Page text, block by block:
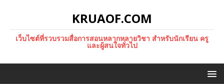
KRUAOF.COM
เว็บไซต์ที่รวบรวมสื่อการสอนหลากหลายวิชา สำหรับนักเรียน ครู
และผู้สนใจทั่วไป